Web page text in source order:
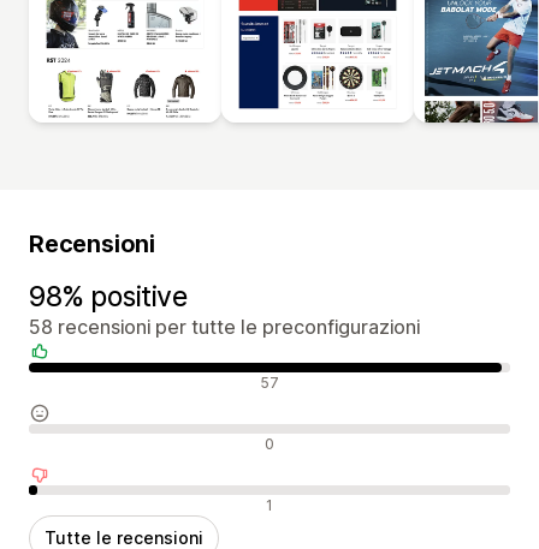
Recensioni
98% positive
58 recensioni per tutte le preconfigurazioni
Recensioni positive 57
Recensioni neutrali 0
Recensioni negative 1
Tutte le recensioni